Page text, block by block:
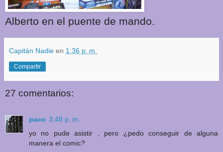
Alberto en el puente de mando.
Capitán Nadie en 1:36 p. m.
Compartir
27 comentarios:
paco 3:48 p. m.
yo no pude asistir , pero ¿pedo conseguir de alguna
manera el comic?